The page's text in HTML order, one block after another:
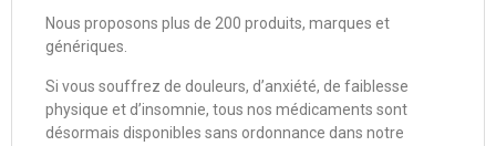
Nous proposons plus de 200 produits, marques et
génériques.
Si vous souffrez de douleurs, d’anxiété, de faiblesse
physique et d’insomnie, tous nos médicaments sont
désormais disponibles sans ordonnance dans notre